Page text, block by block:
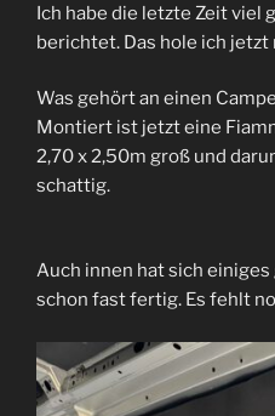
Ich habe die letzte Zeit viel
berichtet. Das hole ich jetzt
Was gehört an einen
Montiert ist jetzt eine
2,70 x 2,50m groß und
schattig.
Auch innen hat sich
schon fast fertig. Es fehlt